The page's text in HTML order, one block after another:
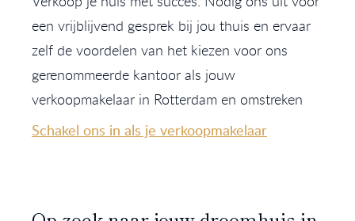
een vrijblijvend gesprek bij jou thuis en ervaar
zelf de voordelen van het kiezen voor ons
gerenommeerde kantoor als jouw
verkoopmakelaar in Rotterdam en omstreken
Schakel ons in als je verkoopmakelaar